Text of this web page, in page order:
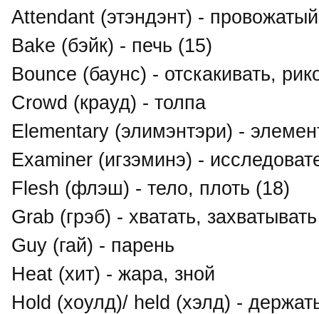
Attendant (этэндэнт) -
Bake (бэйк) - печь (15)
Bounce (баунс) - отскакивать,
Crowd (крауд) - толпа
Elementary (элимэнтэри) -
Examiner (игзэминэ) -
Flesh (флэш) - тело, плоть (18)
Grab (грэб) - хватать,
Guy (гай) - парень
Heat (хит) - жара, зной
Hold (хоулд)/ held (хэлд) -